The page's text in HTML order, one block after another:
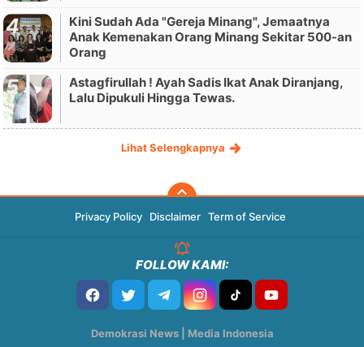
Kini Sudah Ada "Gereja Minang", Jemaatnya
Anak Kemenakan Orang Minang Sekitar 500-an
Orang
Astagfirullah ! Ayah Sadis Ikat Anak Diranjang,
Lalu Dipukuli Hingga Tewas.
Lihat Selengkapnya
Privacy Policy Disclaimer Term of Service
FOLLOW KAMI:
Demokrasi News | Media Indonesia